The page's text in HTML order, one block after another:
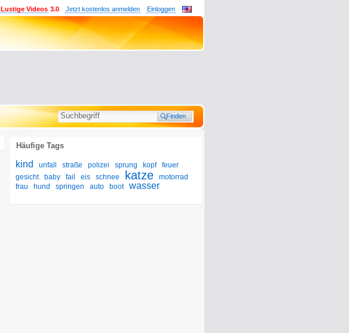
Einloggen
Jetzt kostenlos anmelden
Lustige Videos 3.0
Häufige Tags
kind unfall straße polizei sprung kopf
feuer
gesicht
baby fail eis schnee katze
motorrad
frau
hund springen auto boot wasser